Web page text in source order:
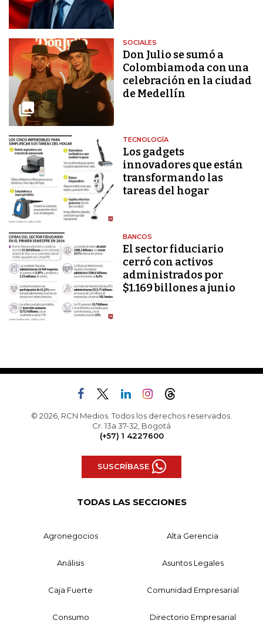
SOCIALES
Don Julio se sumó a
Colombiamoda con una
celebración en la ciudad
de Medellín
TECNOLOGÍA
Los gadgets
innovadores que están
transformando las
tareas del hogar
BANCOS
El sector fiduciario
cerró con activos
administrados por
$1.169 billones a junio
© 2026, RCN Medios. Todos los derechos reservados.
Cr. 13a 37-32, Bogotá
(+57) 1 4227600
SUSCRÍBASE
TODAS LAS SECCIONES
Agronegocios Alta Gerencia
Análisis Asuntos Legales
Caja Fuerte Comunidad Empresarial
Consumo Directorio Empresarial